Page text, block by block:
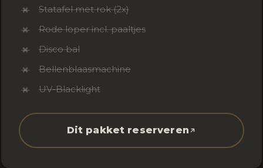
✗
Statafel met rok (2x)
✗
Rode loper incl. paaltjes
✗
Disco bal
✗
Bellenblaasmachine
✗
UV-Blacklight
Dit pakket reserveren